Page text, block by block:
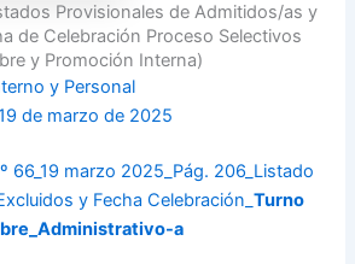
Provisionales de Admitidos/as y
de Celebración Proceso Selectivos
y Promoción Interna)
y Personal
de marzo de 2025
66_19 marzo 2025_Pág. 206_Listado
y Fecha Celebración_ Turno
a